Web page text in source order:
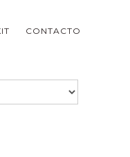
CONTACTO